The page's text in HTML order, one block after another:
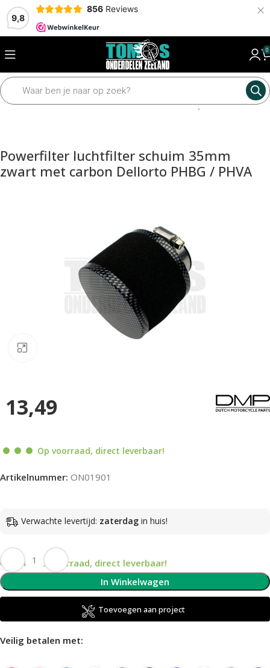
9,8
856 Reviews ×
0
Home Motordelen Carburateur Luchtfilter en powerfilter
Powerfilter luchtfilter schuim 35mm
zwart met carbon Dellorto PHBG / PHVA
13,49
Op voorraad, direct leverbaar!
Artikelnummer: ON01901
Verwachte levertijd: zaterdag in huis!
Op voorraad, direct leverbaar!
In Winkelwagen
Toevoegen aan project
Veilig betalen met: